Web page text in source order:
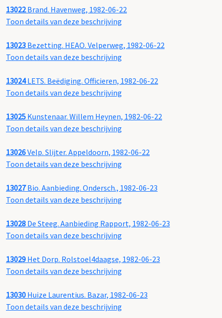
13022Brand. Havenweg, 1982-06-22
Toon details van deze beschrijving
13023 Bezetting. HEAO. Velperweg, 1982-06-22
Toon details van deze beschrijving
13024LETS. Beëdiging. Officieren, 1982-06-22
Toon details van deze beschrijving
13025 Kunstenaar. Willem Heynen, 1982-06-22
Toon details van deze beschrijving
13026Velp. Slijter. Appeldoorn, 1982-06-22
Toon details van deze beschrijving
13027Bio. Aanbieding. Ondersch., 1982-06-23
Toon details van deze beschrijving
13028 De Steeg. Aanbieding Rapport, 1982-06-23
Toon details van deze beschrijving
13029 Het Dorp. Rolstoel4daagse, 1982-06-23
Toon details van deze beschrijving
13030 Huize Laurentius. Bazar, 1982-06-23
Toon details van deze beschrijving